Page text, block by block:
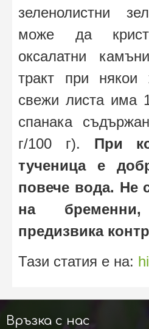
зеленолистни
може да
оксалатни
тракт при
свежи листа има
спанака
г/100 г). При
тученица е
повече вода. Не
на
предизвика
Тази статия е на:
Връзка с нас